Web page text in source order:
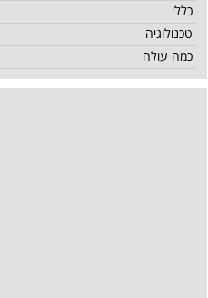
כללי
טכנולוגיה
כמה עולה